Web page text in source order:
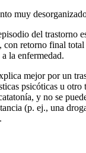
muy
del trastorno
con retorno final
la enfermedad.
mejor por un
psicóticas u otro
y no se
(p. ej., una